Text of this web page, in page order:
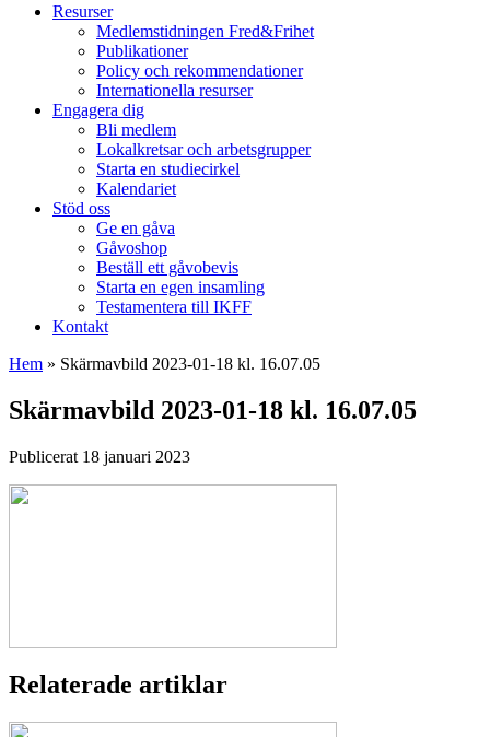
Resurser
Medlemstidningen Fred&Frihet
Publikationer
Policy och rekommendationer
Internationella resurser
Engagera dig
Bli medlem
Lokalkretsar och arbetsgrupper
Starta en studiecirkel
Kalendariet
Stöd oss
Ge en gåva
Gåvoshop
Beställ ett gåvobevis
Starta en egen insamling
Testamentera till IKFF
Kontakt
Hem » Skärmavbild 2023-01-18 kl. 16.07.05
Skärmavbild 2023-01-18 kl. 16.07.05
Publicerat 18 januari 2023
Relaterade artiklar